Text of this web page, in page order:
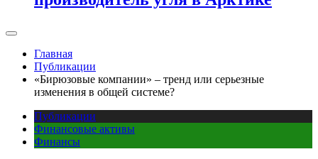
Главная
Публикации
«Бирюзовые компании» – тренд или серьезные
изменения в общей системе?
Публикации
Финансовые активы
Финансы